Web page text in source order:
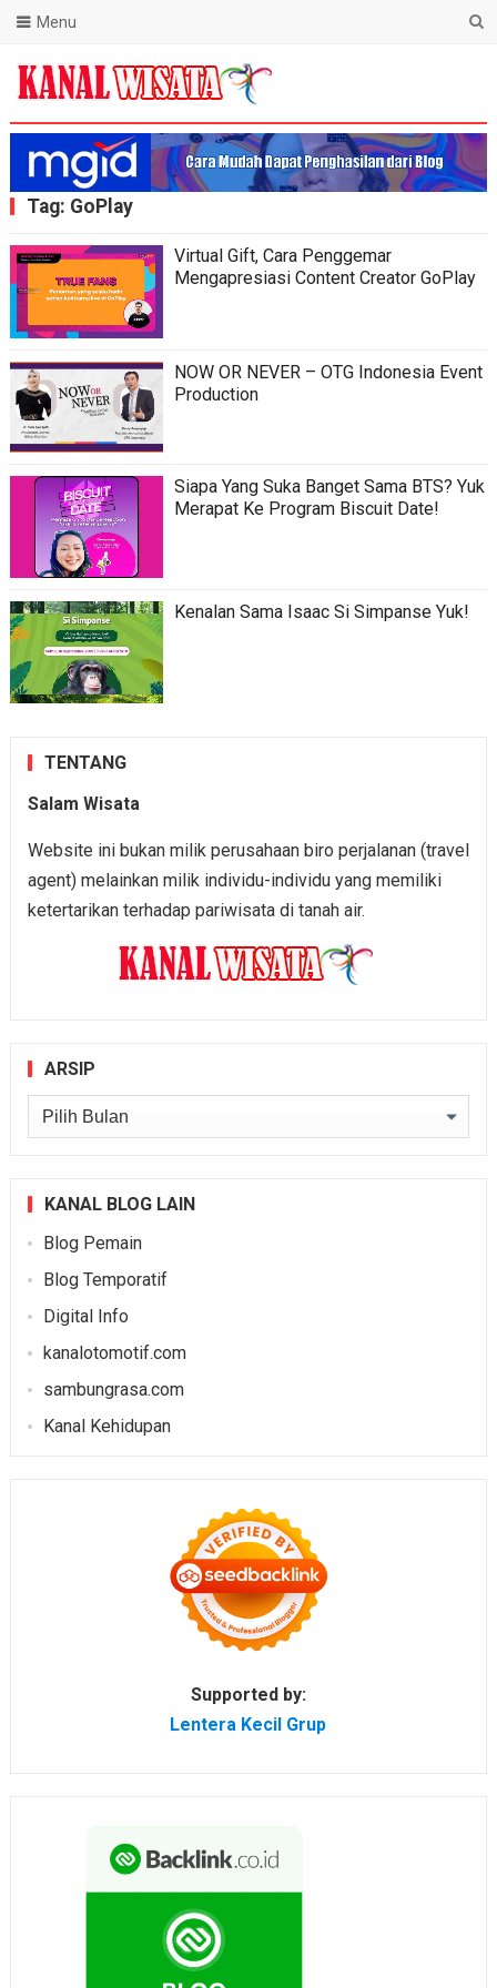
Blog Kanal Wisata
Menu
Tag: GoPlay
Virtual Gift, Cara Penggemar
Mengapresiasi Content Creator GoPlay
NOW OR NEVER – OTG Indonesia Event
Production
Siapa Yang Suka Banget Sama BTS? Yuk
Merapat Ke Program Biscuit Date!
Kenalan Sama Isaac Si Simpanse Yuk!
TENTANG
Salam Wisata
Website ini bukan milik perusahaan biro perjalanan (travel
agent) melainkan milik individu-individu yang memiliki
ketertarikan terhadap pariwisata di tanah air.
ARSIP
Arsip
KANAL BLOG LAIN
Blog Pemain
Blog Temporatif
Digital Info
kanalotomotif.com
sambungrasa.com
Kanal Kehidupan
Supported by:
Lentera Kecil Grup